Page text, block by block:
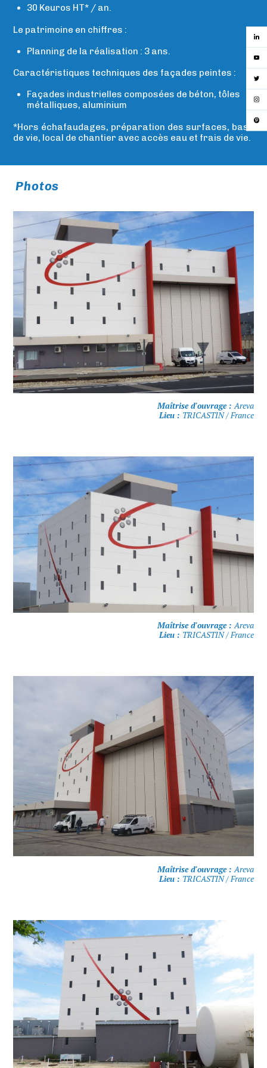
30 Keuros HT* / an.
Le patrimoine en chiffres :
Planning de la réalisation : 3 ans.
Caractéristiques techniques des façades peintes :
Façades industrielles composées de béton, tôles
métalliques, aluminium
*Hors échafaudages, préparation des surfaces, base
de vie, local de chantier avec accès eau et frais de vie.
Photos
Maîtrise d'ouvrage :Areva
Lieu : TRICASTIN / France
Maîtrise d'ouvrage :Areva
Lieu : TRICASTIN / France
Maîtrise d'ouvrage :Areva
Lieu : TRICASTIN / France